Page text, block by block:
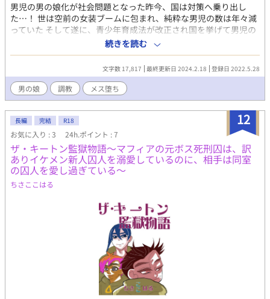
男児の男の娘化が社会問題となった昨今、国は対策へ乗り出し
た…！ 世は空前の女装ブームに包まれ、純粋な男児の数は年々減
っていた そして遂に、青少年育成法が改正され国を挙げて男児の
再教育プログラムが施行されるのだった 『監獄』と呼ばれる国管
理の更生施設へ送られた男の娘達は、そこで再教育プログラムを
受講し普通の男子へ戻る、はずだった… しかし『監獄』では世間
に公表されていたものとは真逆の教育が行われていた 全男児メス
化計画が今始まる
続きを読む
文字数 17,817 最終更新日 2024.2.18 登録日 2022.5.28
男の娘 調教 メス堕ち
12
長編 完結 R18
お気に入り : 3 24h.ポイント : 7
ザ・キートン監獄物語～マフィアの元ボス死刑囚は、訳
ありイケメン新人囚人を溺愛しているのに、相手は同室
の囚人を愛し過ぎている～
ちさここはる